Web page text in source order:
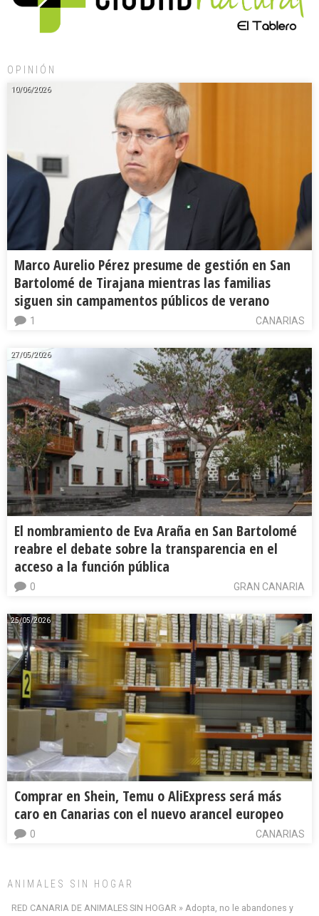
OPINIÓN
10/06/2026
Marco Aurelio Pérez presume de gestión en San
Bartolomé de Tirajana mientras las familias
siguen sin campamentos públicos de verano
CANARIAS
1
27/05/2026
El nombramiento de Eva Araña en San Bartolomé
reabre el debate sobre la transparencia en el
acceso a la función pública
GRAN CANARIA
0
25/05/2026
Comprar en Shein, Temu o AliExpress será más
caro en Canarias con el nuevo arancel europeo
CANARIAS
0
ANIMALES SIN HOGAR
RED CANARIA DE ANIMALES SIN HOGAR » Adopta, no le abandones y